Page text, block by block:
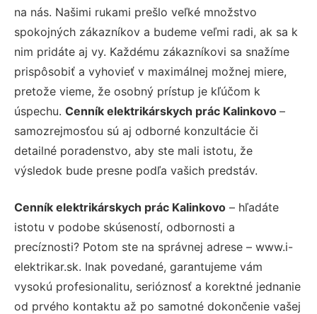
na nás. Našimi rukami prešlo veľké množstvo
spokojných zákazníkov a budeme veľmi radi, ak sa k
nim pridáte aj vy. Každému zákazníkovi sa snažíme
prispôsobiť a vyhovieť v maximálnej možnej miere,
pretože vieme, že osobný prístup je kľúčom k
úspechu. Cenník elektrikárskych prác Kalinkovo –
samozrejmosťou sú aj odborné konzultácie či
detailné poradenstvo, aby ste mali istotu, že
výsledok bude presne podľa vašich predstáv.
Cenník elektrikárskych prác Kalinkovo – hľadáte
istotu v podobe skúseností, odbornosti a
precíznosti? Potom ste na správnej adrese – www.i-
elektrikar.sk. Inak povedané, garantujeme vám
vysokú profesionalitu, serióznosť a korektné jednanie
od prvého kontaktu až po samotné dokončenie vašej